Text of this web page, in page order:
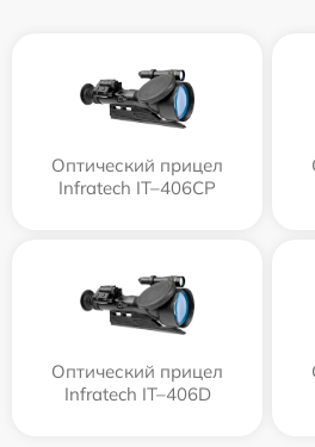
Оптический прицел
Infratech IT–406СP
Оптический прицел
Infratech IT–406D